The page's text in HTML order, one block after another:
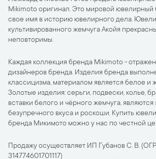
Mikimoto оригинал. Это мировой ювелирный
свое имя в историю ювелирного дела.
культивированного жемчуга Акойя
неповторимы.
Каждая коллекция бренда Mikimoto -
дизайнеров бренда. Изделия бренда
классицизма, материалом является белое и
Золотые изделия: серьги, подвески, колье,
вставки белого и чёрного жемчуга,
безупречного вкуса и роскоши. Купить
бренда Микимото можно у нас по честной
Продажу осуществляет ИП Губанов С. В.
314774601701117)